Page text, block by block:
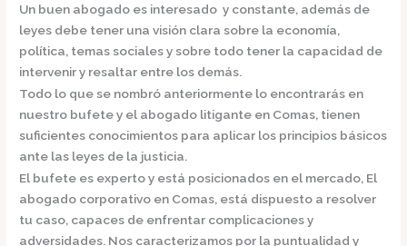
Un buen abogado es interesado y constante, además de
leyes debe tener una visión clara sobre la economía,
política, temas sociales y sobre todo tener la capacidad de
intervenir y resaltar entre los demás.
Todo lo que se nombró anteriormente lo encontrarás en
nuestro bufete y el abogado litigante en Comas, tienen
suficientes conocimientos para aplicar los principios básicos
ante las leyes de la justicia.
El bufete es experto y está posicionados en el mercado, El
abogado corporativo en Comas, está dispuesto a resolver
tu caso, capaces de enfrentar complicaciones y
adversidades. Nos caracterizamos por la puntualidad y